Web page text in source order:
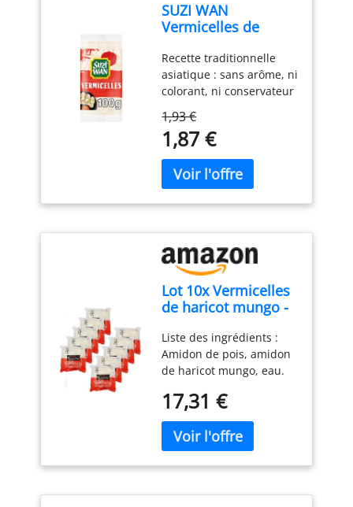
SUZI WAN
Vermicelles de
100g
Recette traditionnelle
asiatique : sans arôme, ni
colorant, ni conservateur
délicieuses recettes
asiatiques comme des
soupes ou des rouleaux
de printemps. Cuisson
rapide: en seulement 4
minutes Paquet idéal
et gluten free. Nutriscore
B - Note Yuka : 78/100
1,93 €
1,87 €
Lot 10x Vermicelles
de haricot mungo -
Liste des ingrédients :
Amidon de pois, amidon
de haricot mungo, eau.
Aucun Découvrez les
vermicelles de haricots
mungo, saveurs
asiatiques pour votre
cuisine de tous les jours.
17,31 €